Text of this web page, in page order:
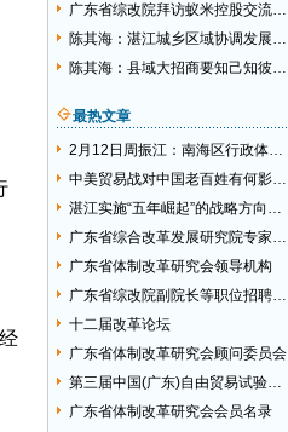
广东省综改院拜访蚁米控股交流区块链技术与新型智库建设
陈其海：湛江城乡区域协调发展思路创新的建议
陈其海：县域大招商要知己知彼还须创新理念
最热文章
2月12日周振江：南海区行政体制综合改革对我国的启示
中美贸易战对中国老百姓有何影响？
湛江实施“五年崛起”的战略方向选择
广东省综合改革发展研究院专家委员会
广东省体制改革研究会领导机构
广东省综改院副院长等职位招聘启事
十二届改革论坛
广东省体制改革研究会顾问委员会
第三届中国(广东)自由贸易试验区大讲坛活动邀请函
广东省体制改革研究会会员名录